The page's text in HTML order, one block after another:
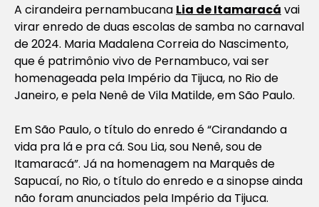
A cirandeira pernambucana Lia de Itamaracá vai
virar enredo de duas escolas de samba no carnaval
de 2024. Maria Madalena Correia do Nascimento,
que é patrimônio vivo de Pernambuco, vai ser
homenageada pela Império da Tijuca, no Rio de
Janeiro, e pela Nenê de Vila Matilde, em São Paulo.
Em São Paulo, o título do enredo é “Cirandando a
vida pra lá e pra cá. Sou Lia, sou Nenê, sou de
Itamaracá”. Já na homenagem na Marquês de
Sapucaí, no Rio, o título do enredo e a sinopse ainda
não foram anunciados pela Império da Tijuca.